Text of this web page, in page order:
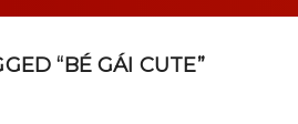
“BÉ GÁI CUTE”